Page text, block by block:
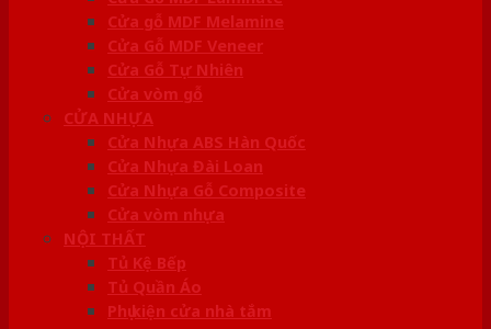
Cửa gỗ MDF Melamine
Cửa Gỗ MDF Veneer
Cửa Gỗ Tự Nhiên
Cửa vòm gỗ
CỬA NHỰA
Cửa Nhựa ABS Hàn Quốc
Cửa Nhựa Đài Loan
Cửa Nhựa Gỗ Composite
Cửa vòm nhựa
NỘI THẤT
Tủ Kệ Bếp
Tủ Quần Áo
Phụ kiện cửa nhà tắm